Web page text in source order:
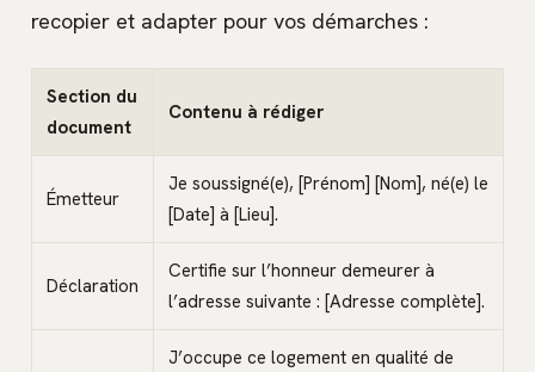
recopier et adapter pour vos démarches :
Section du
document
Contenu à rédiger
Émetteur
Je soussigné(e), [Prénom] [Nom], né(e) le
[Date] à [Lieu].
Déclaration
Certifie sur l’honneur demeurer à
l’adresse suivante : [Adresse complète].
J’occupe ce logement en qualité de